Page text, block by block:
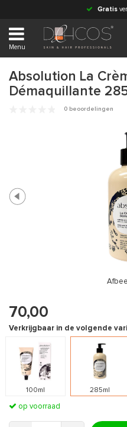
Gratis
Menu
Absolution La
Démaquillante
0 beoordelingen
70,00
Verkrijgbaar in de volgende
100ml 285ml
op voorraad